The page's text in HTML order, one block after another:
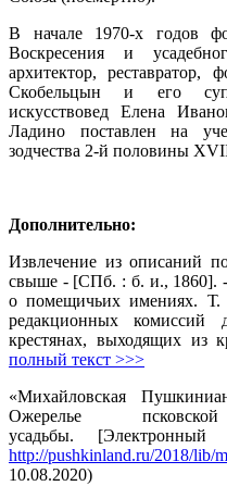
В начале 1970-х годов
Воскресения и
архитектор, реставратор,
Скобельцын и его
искусствовед Елена
Ладино поставлен на
зодчества 2-й половины
Дополнительно:
Извлечение из описаний
свыше - [СПб. : б. и., 1860]. -
о помещичьих имениях.
редакционных комиссий
крестянах, выходящих из
полный текст >>>
«Михайловская
Ожерелье
усадьбы.
http://pushkinland.ru/2018/
10.08.2020)